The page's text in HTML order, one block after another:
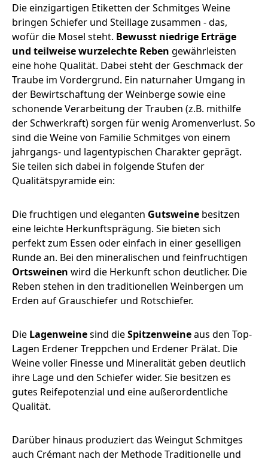
Die einzigartigen Etiketten der Schmitges Weine
bringen Schiefer und Steillage zusammen - das,
wofür die Mosel steht. Bewusst niedrige Erträge
und teilweise wurzelechte Reben gewährleisten
eine hohe Qualität. Dabei steht der Geschmack der
Traube im Vordergrund. Ein naturnaher Umgang in
der Bewirtschaftung der Weinberge sowie eine
schonende Verarbeitung der Trauben (z.B. mithilfe
der Schwerkraft) sorgen für wenig Aromenverlust. So
sind die Weine von Familie Schmitges von einem
jahrgangs- und lagentypischen Charakter geprägt.
Sie teilen sich dabei in folgende Stufen der
Qualitätspyramide ein:
Die fruchtigen und eleganten Gutsweine besitzen
eine leichte Herkunftsprägung. Sie bieten sich
perfekt zum Essen oder einfach in einer geselligen
Runde an. Bei den mineralischen und feinfruchtigen
Ortsweinen wird die Herkunft schon deutlicher. Die
Reben stehen in den traditionellen Weinbergen um
Erden auf Grauschiefer und Rotschiefer.
Die Lagenweinesind dieSpitzenweineaus den Top-
Lagen Erdener Treppchen und Erdener Prälat. Die
Weine voller Finesse und Mineralität geben deutlich
ihre Lage und den Schiefer wider. Sie besitzen es
gutes Reifepotenzial und eine außerordentliche
Qualität.
Darüber hinaus produziert das Weingut Schmitges
auch Crémant nach der Methode Traditionelle und